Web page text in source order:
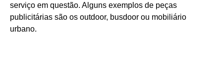
serviço em questão. Alguns exemplos de peças
publicitárias são os outdoor, busdoor ou mobiliário
urbano.